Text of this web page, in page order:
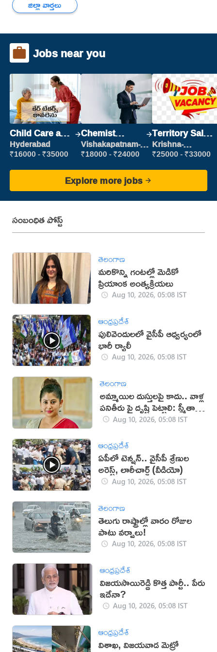
జిల్లా వార్తలు
Jobs near you
Child Care and
Patient care
Hyderabad
₹16000 - ₹35000
Chemist
Production
Executive
Vishakapatnam-
new
₹18000 - ₹24000
Territory Sales
Manager
Krishna-
vijayawada
₹25000 - ₹33000
Explore more jobs
సంబంధిత పోస్ట్
తెలంగాణ
మరికొన్ని గంటల్లో మెడికో
ప్రియాంక అంత్యక్రియలు
Aug 10, 2026, 05:08 IST
ఆంధ్రప్రదేశ్
పులివెందులలో వైసీపీ ఆధ్వర్యంలో
భారీ ర్యాలీ
Aug 10, 2026, 05:08 IST
తెలంగాణ
అమ్మాయిల దుస్తులపై కాదు.. వాళ్ల
పనితీరు పై దృష్టి పెట్టాలి: స్మీతా
సబర్వాల్
Aug 10, 2026, 05:08 IST
ఆంధ్రప్రదేశ్
ఏపీలో టెన్షన్.. వైసీపీ శ్రేణుల
అరెస్ట్, లాఠీచార్జ్‌ (వీడియో)
Aug 10, 2026, 05:08 IST
తెలంగాణ
తెలుగు రాష్ట్రాల్లో వారం రోజుల
పాటు వర్షాలు!
Aug 10, 2026, 05:08 IST
ఆంధ్రప్రదేశ్
విజయసాయిరెడ్డి కొత్త పార్టీ.. పేరు
ఇదేనా?
Aug 10, 2026, 05:08 IST
ఆంధ్రప్రదేశ్
విశాఖ, విజయవాడ మెట్రో